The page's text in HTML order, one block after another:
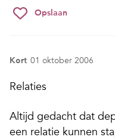
Opslaan
Kort 01 oktober 2006
Relaties
Altijd gedacht dat
een relatie kunnen